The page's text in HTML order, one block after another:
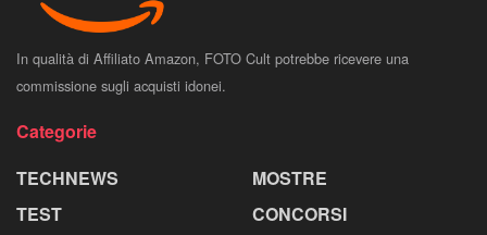
In qualità di Affiliato Amazon, FOTO Cult potrebbe ricevere una
commissione sugli acquisti idonei.
Categorie
TECHNEWS
TEST
MOSTRE
CONCORSI